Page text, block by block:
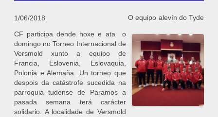
1/06/2018 O equipo alevín do Tyde
CF participa dende hoxe e ata o
domingo no Torneo Internacional de
Versmold xunto a equipo de
Francia, Eslovenia, Eslovaquia,
Polonia e Alemaña. Un torneo que
despois da catástrofe sucedida na
parroquia tudense de Paramos a
pasada semana terá carácter
solidario. A localidade de Versmold